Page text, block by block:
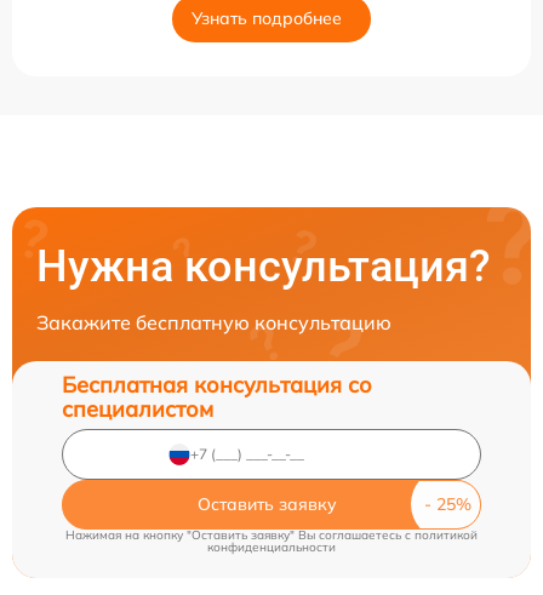
Узнать подробнее
Нужна консультация?
Закажите бесплатную консультацию
Бесплатная консультация со
специалистом
Оставить заявку
Нажимая на кнопку "Оставить заявку" Вы соглашаетесь cполитикой
конфиденциальности